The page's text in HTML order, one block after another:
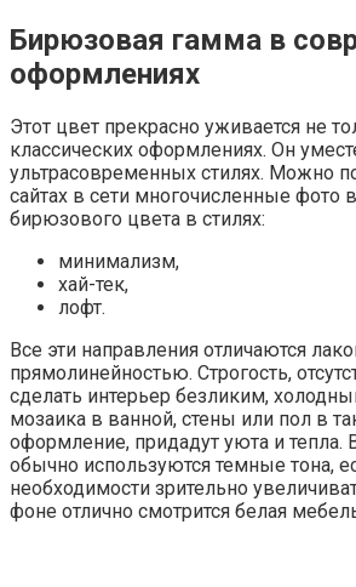
Бирюзовая гамма в
оформлениях
Этот цвет прекрасно уживается не
классических оформлениях. Он
ультрасовременных стилях. Можно
сайтах в сети многочисленные фото
бирюзового цвета в стилях:
минимализм,
хай-тек,
лофт.
Все эти направления отличаются
прямолинейностью. Строгость,
сделать интерьер безликим,
мозаика в ванной, стены или пол в
оформление, придадут уюта и
обычно используются темные тона,
необходимости зрительно
фоне отлично смотрится белая